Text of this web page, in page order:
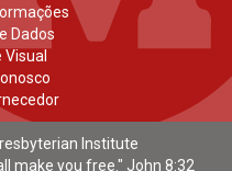
Dados
Visual
Institute
make you free." John 8:32